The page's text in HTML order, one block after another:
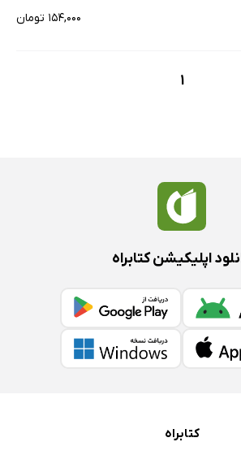
۱۵۴,۰۰۰ تومان
1
اپلیکیشن کتابراه
کتابراه